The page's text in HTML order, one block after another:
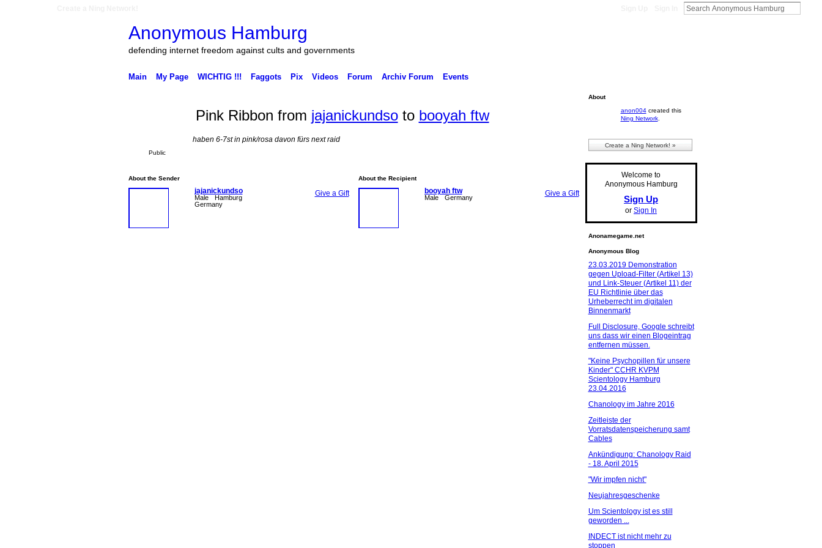
Anonymous Hamburg
defending internet freedom against cults and governments
Main My Page WICHTIG !!! Faggots Pix Videos Forum Archiv Forum Events
Public
Pink Ribbon from jajanickundsoto booyah ftw
haben 6-7st in pink/rosa davon fürs next raid
About the Sender
jajanickundso
Male
Hamburg
Germany
Give a Gift
About the Recipient
booyah ftw
Male Germany Give a Gift
About
anon004created this
Ning Network.
Create a Ning Network! »
Welcome to
Anonymous Hamburg
Sign Up
or Sign In
Anonamegame.net
Anonymous Blog
23.03.2019 Demonstration
gegen Upload-Filter (Artikel 13)
und Link-Steuer (Artikel 11) der
EU Richtlinie über das
Urheberrecht im digitalen
Binnenmarkt
Full Disclosure, Google schreibt
uns dass wir einen Blogeintrag
entfernen müssen.
"Keine Psychopillen für unsere
Kinder" CCHR KVPM
Scientology Hamburg
23.04.2016
Chanology im Jahre 2016
Zeitleiste der
Vorratsdatenspeicherung samt
Cables
Ankündigung: Chanology Raid
- 18. April 2015
"Wir impfen nicht"
Neujahresgeschenke
Um Scientology ist es still
geworden ...
INDECT ist nicht mehr zu
stoppen